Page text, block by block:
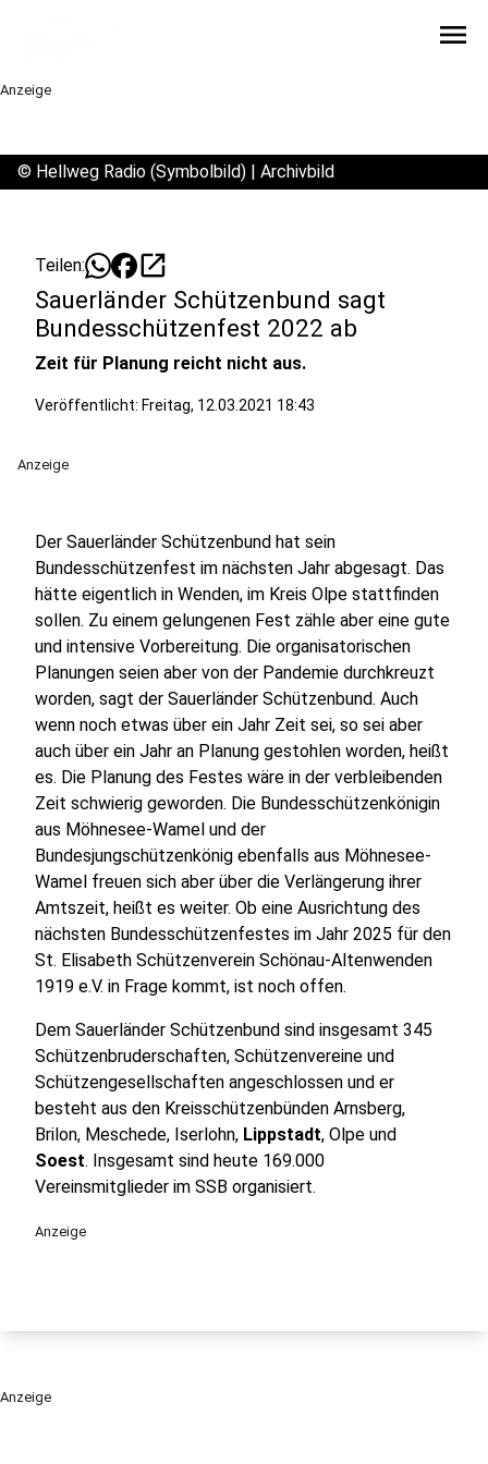
menu
Anzeige
© Hellweg Radio (Symbolbild) | Archivbild
Teilen: open_in_new
Sauerländer Schützenbund sagt
Bundesschützenfest 2022 ab
Zeit für Planung reicht nicht aus.
Veröffentlicht: Freitag, 12.03.2021 18:43
Anzeige
Der Sauerländer Schützenbund hat sein
Bundesschützenfest im nächsten Jahr abgesagt. Das
hätte eigentlich in Wenden, im Kreis Olpe stattfinden
sollen. Zu einem gelungenen Fest zähle aber eine gute
und intensive Vorbereitung. Die organisatorischen
Planungen seien aber von der Pandemie durchkreuzt
worden, sagt der Sauerländer Schützenbund. Auch
wenn noch etwas über ein Jahr Zeit sei, so sei aber
auch über ein Jahr an Planung gestohlen worden, heißt
es. Die Planung des Festes wäre in der verbleibenden
Zeit schwierig geworden. Die Bundesschützenkönigin
aus Möhnesee-Wamel und der
Bundesjungschützenkönig ebenfalls aus Möhnesee-
Wamel freuen sich aber über die Verlängerung ihrer
Amtszeit, heißt es weiter. Ob eine Ausrichtung des
nächsten Bundesschützenfestes im Jahr 2025 für den
St. Elisabeth Schützenverein Schönau-Altenwenden
1919 e.V. in Frage kommt, ist noch offen.
Dem Sauerländer Schützenbund sind insgesamt 345
Schützenbruderschaften, Schützenvereine und
Schützengesellschaften angeschlossen und er
besteht aus den Kreisschützenbünden Arnsberg,
Brilon, Meschede, Iserlohn, Lippstadt, Olpe und
Soest. Insgesamt sind heute 169.000
Vereinsmitglieder im SSB organisiert.
Anzeige
Anzeige